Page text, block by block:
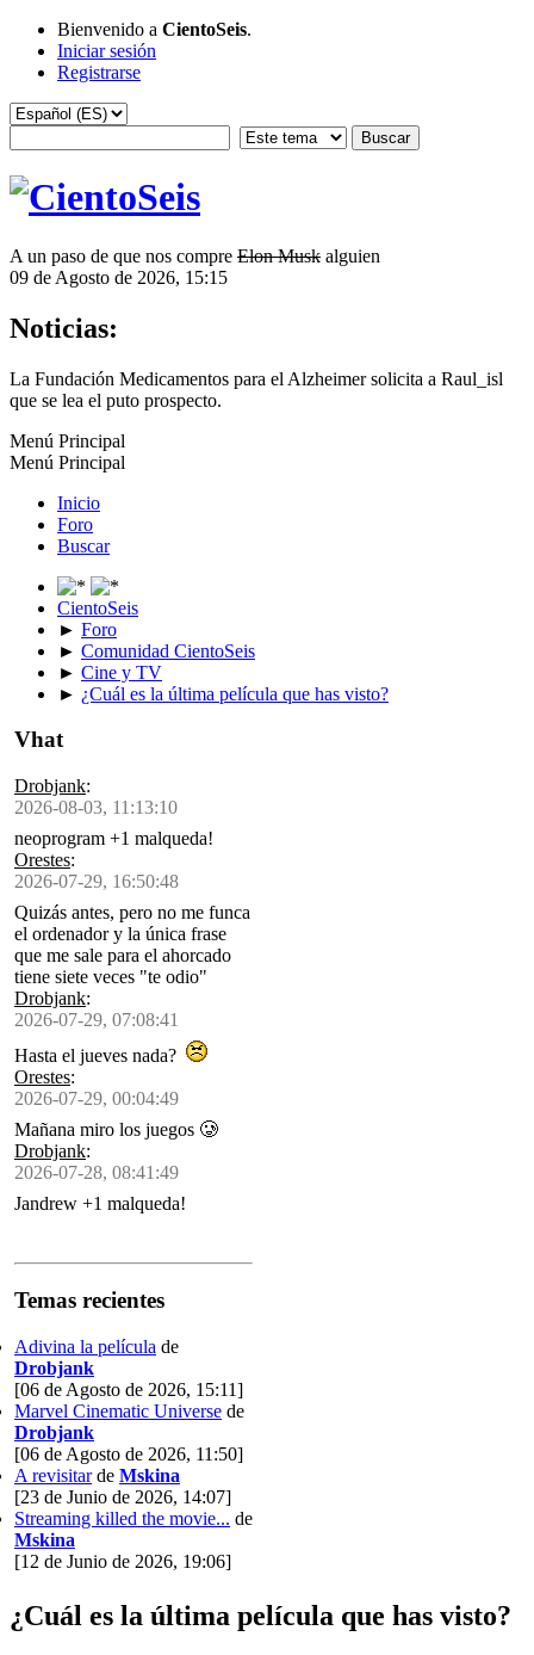
Bienvenido a CientoSeis.
Iniciar sesión
Registrarse
A un paso de que nos compre Elon Musk alguien
09 de Agosto de 2026, 15:15
Noticias:
La Fundación Medicamentos para el Alzheimer solicita a Raul_isl
que se lea el puto prospecto.
Menú Principal
Menú Principal
Inicio
Foro
Buscar
CientoSeis
► Foro
► Comunidad CientoSeis
► Cine y TV
► ¿Cuál es la última película que has visto?
Vhat
Drobjank:
2026-08-03, 11:13:10
neoprogram +1 malqueda!
Orestes:
2026-07-29, 16:50:48
Quizás antes, pero no me funca
el ordenador y la única frase
que me sale para el ahorcado
tiene siete veces "te odio"
Drobjank:
2026-07-29, 07:08:41
Hasta el jueves nada?
Orestes:
2026-07-29, 00:04:49
Mañana miro los juegos 🥲
Drobjank:
2026-07-28, 08:41:49
Jandrew +1 malqueda!
Temas recientes
Adivina la película de
Drobjank
[06 de Agosto de 2026, 15:11]
Marvel Cinematic Universe de
Drobjank
[06 de Agosto de 2026, 11:50]
A revisitarde Mskina
[23 de Junio de 2026, 14:07]
Streaming killed the movie... de
Mskina
[12 de Junio de 2026, 19:06]
¿Cuál es la última película que has visto?